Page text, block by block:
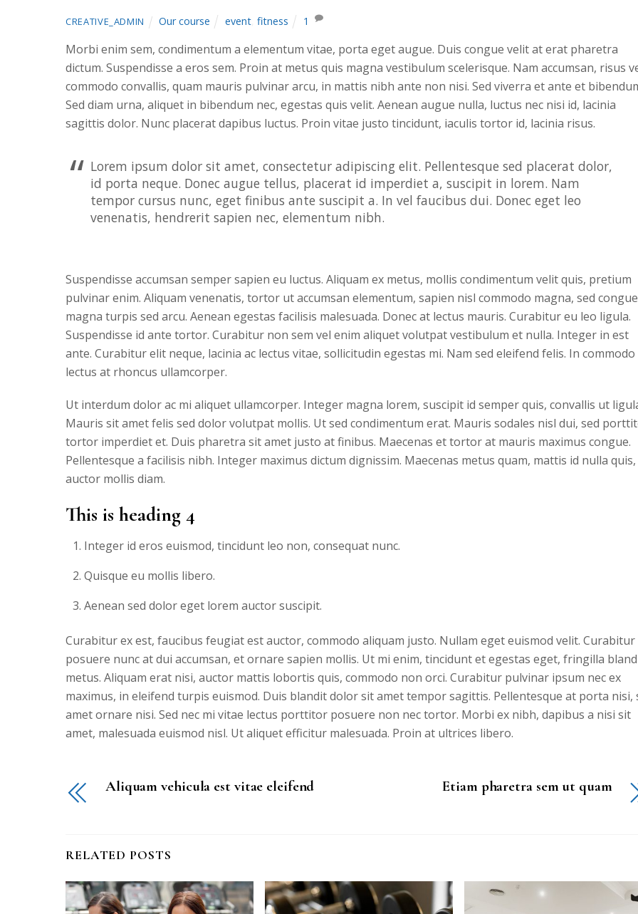
CREATIVE_ADMIN Our course event, fitness 1
Morbi enim sem, condimentum a elementum vitae, porta eget augue. Duis congue velit at erat pharetra
dictum. Suspendisse a eros sem. Proin at metus quis magna vestibulum scelerisque. Nam accumsan, risus
commodo convallis, quam mauris pulvinar arcu, in mattis nibh ante non nisi. Sed viverra et ante et
Sed diam urna, aliquet in bibendum nec, egestas quis velit. Aenean augue nulla, luctus nec nisi id, lacinia
sagittis dolor. Nunc placerat dapibus luctus. Proin vitae justo tincidunt, iaculis tortor id, lacinia risus.
Lorem ipsum dolor sit amet, consectetur adipiscing elit. Pellentesque sed placerat dolor,
id porta neque. Donec augue tellus, placerat id imperdiet a, suscipit in lorem. Nam
tempor cursus nunc, eget finibus ante suscipit a. In vel faucibus dui. Donec eget leo
venenatis, hendrerit sapien nec, elementum nibh.
Suspendisse accumsan semper sapien eu luctus. Aliquam ex metus, mollis condimentum velit quis, pretium
pulvinar enim. Aliquam venenatis, tortor ut accumsan elementum, sapien nisl commodo magna, sed congue
magna turpis sed arcu. Aenean egestas facilisis malesuada. Donec at lectus mauris. Curabitur eu leo ligula.
Suspendisse id ante tortor. Curabitur non sem vel enim aliquet volutpat vestibulum et nulla. Integer in est
ante. Curabitur elit neque, lacinia ac lectus vitae, sollicitudin egestas mi. Nam sed eleifend felis. In commodo
lectus at rhoncus ullamcorper.
Ut interdum dolor ac mi aliquet ullamcorper. Integer magna lorem, suscipit id semper quis, convallis ut
Mauris sit amet felis sed dolor volutpat mollis. Ut sed condimentum erat. Mauris sodales nisl dui, sed
tortor imperdiet et. Duis pharetra sit amet justo at finibus. Maecenas et tortor at mauris maximus congue.
Pellentesque a facilisis nibh. Integer maximus dictum dignissim. Maecenas metus quam, mattis id nulla quis,
auctor mollis diam.
This is heading 4
Integer id eros euismod, tincidunt leo non, consequat nunc.
Quisque eu mollis libero.
Aenean sed dolor eget lorem auctor suscipit.
Curabitur ex est, faucibus feugiat est auctor, commodo aliquam justo. Nullam eget euismod velit. Curabitur
posuere nunc at dui accumsan, et ornare sapien mollis. Ut mi enim, tincidunt et egestas eget, fringilla
metus. Aliquam erat nisi, auctor mattis lobortis quis, commodo non orci. Curabitur pulvinar ipsum nec ex
maximus, in eleifend turpis euismod. Duis blandit dolor sit amet tempor sagittis. Pellentesque at porta nisi,
amet ornare nisi. Sed nec mi vitae lectus porttitor posuere non nec tortor. Morbi ex nibh, dapibus a nisi sit
amet, malesuada euismod nisl. Ut aliquet efficitur malesuada. Proin at ultrices libero.
Aliquam vehicula est vitae eleifend Etiam pharetra sem ut quam
RELATED POSTS